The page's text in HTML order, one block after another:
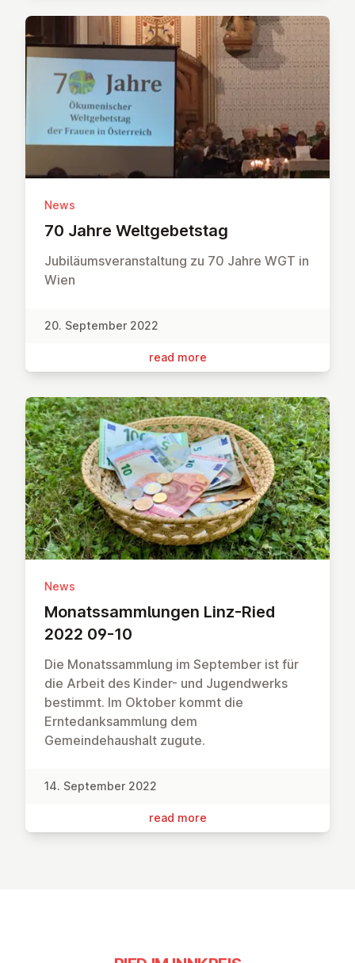
News
70 Jahre Welt­ge­b­et­stag
Jubiläumsveranstaltung zu 70 Jahre WGT in
Wien
20. September 2022
read more
News
Mon­ats­sammlungen Linz-Ried
2022 09-10
Die Monatssammlung im September ist für
die Arbeit des Kinder- und Jugendwerks
bestimmt. Im Oktober kommt die
Erntedanksammlung dem
Gemeindehaushalt zugute.
14. September 2022
read more